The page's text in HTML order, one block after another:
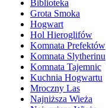
Biblioteka
Grota Smoka
Hogwart
Hol Hieroglifów
Komnata Prefektów
Komnata Slytherinu
Komnata Tajemnic
Kuchnia Hogwartu
Mroczny Las
Najniższa Wieża